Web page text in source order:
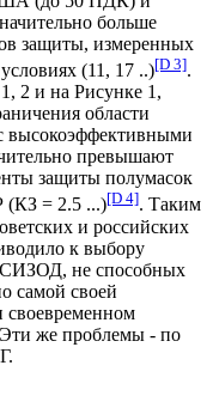
больше
защиты, измеренных
(11, 17 ..)[D 3].
2 и на Рисунке 1,
области
высокоэффективными
превышают
защиты полумасок
= 2.5 ...)[D 4]. Таким
и российских
к выбору
СИЗОД, не способных
самой своей
своевременном
же проблемы - по